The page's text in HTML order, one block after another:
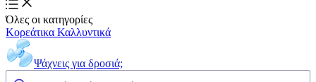
Όλες οι κατηγορίες
Κορεάτικα Καλλυντικά
Ψάχνεις για δροσιά;